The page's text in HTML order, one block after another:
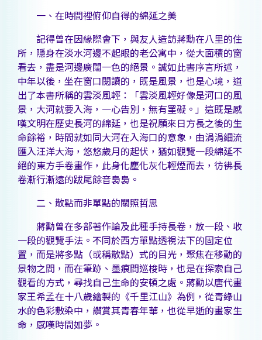
一、在時間裡俯仰自得的綿延之美
記得曾在因緣際會下，與友人造訪蔣勳在八里的住
所，隱身在淡水河邊不起眼的老公寓中，從大面積的窗
看去，盡是河邊廣闊一色的絕景。誠如此書序言所述，
中年以後，坐在窗口閱讀的，既是風景，也是心境，道
出了本書所稱的雲淡風輕：「雲淡風輕好像是河口的風
景，大河就要入海，一心告別，無有罣礙。」這既是感
嘆文明在歷史長河的綿延，也是祝願來日方長之後的生
命餘裕，時間就如同大河在入海口的意象，由涓涓細流
匯入汪洋大海，悠悠歲月的起伏，猶如觀覽一段綿延不
絕的東方手卷畫作，此身化塵化灰化輕煙而去，彷彿長
卷漸行漸遠的跋尾餘音裊裊。
二、散點而非單點的關照哲思
蔣勳曾在多部著作論及此種手持長卷，放一段、收
一段的觀覽手法。不同於西方單點透視法下的固定位
置，而是將多點（或稱散點）式的目光，聚焦在移動的
景物之間，而在筆跡、墨痕間巡梭時，也是在探索自己
觀看的方式，尋找自己生命的安頓之處。蔣勳以唐代畫
家王希孟在十八歲繪製的《千里江山》為例，從青綠山
水的色彩敷染中，讚賞其青春年華，也從早逝的畫家生
命，感嘆時間如夢。